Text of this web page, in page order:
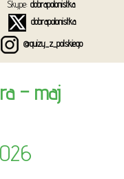
Skype: dobrapolonistka
dobrapolonistka
@quizy_z_polskiego
– maj